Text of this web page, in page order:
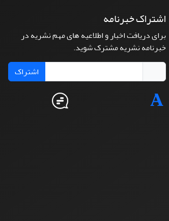
اشتراک خبرنامه
برای دریافت اخبار و اطلاعیه های مهم نشریه در
خبرنامه نشریه مشترک شوید.
اشتراک